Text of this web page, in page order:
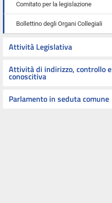
Comitato per la legislazione
Bollettino degli Organi Collegiali
Attività Legislativa
Attività di indirizzo, controllo e
conoscitiva
Parlamento in seduta comune